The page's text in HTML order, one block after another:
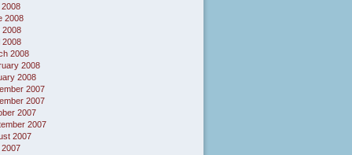
2008
2008
2008
2008
2008
2008
2007
2007
2007
2007
2007